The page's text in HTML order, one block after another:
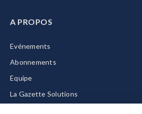
A PROPOS
Evénements
Abonnements
Equipe
La Gazette Solutions